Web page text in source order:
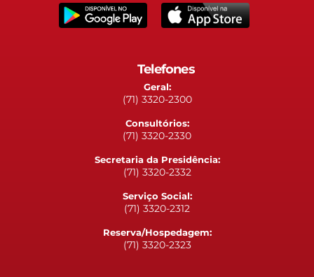
Telefones
Geral:
(71) 3320-2300
Consultórios:
(71) 3320-2330
Secretaria da Presidência:
(71) 3320-2332
Serviço Social:
(71) 3320-2312
Reserva/Hospedagem:
(71) 3320-2323